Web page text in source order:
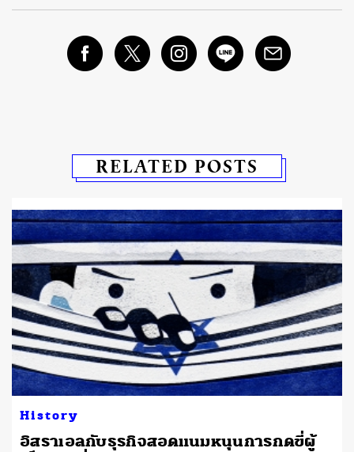
RELATED POSTS
History
อิสราเอลกับธุรกิจสอดแนมหนุนการกดขี่ผู้